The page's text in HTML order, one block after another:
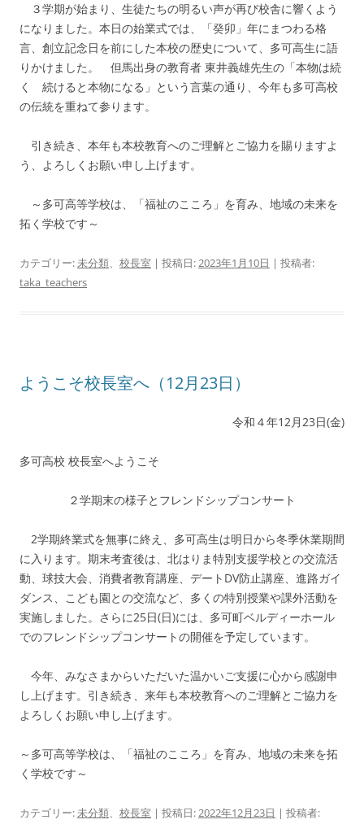
３学期が始まり、生徒たちの明るい声が再び校舎に響くよう
になりました。本日の始業式では、「癸卯」年にまつわる格
言、創立記念日を前にした本校の歴史について、多可高生に語
りかけました。 但馬出身の教育者 東井義雄先生の「本物は続
く 続けると本物になる」という言葉の通り、今年も多可高校
の伝統を重ねて参ります。
引き続き、本年も本校教育へのご理解とご協力を賜りますよ
う、よろしくお願い申し上げます。
～多可高等学校は、「福祉のこころ」を育み、地域の未来を
拓く学校です～
カテゴリー:未分類、 校長室 | 投稿日:2023年1月10日 | 投稿者:
taka_teachers
ようこそ校長室へ（12月23日）
令和４年12月23日(金)
多可高校 校長室へようこそ
２学期末の様子とフレンドシップコンサート
2学期終業式を無事に終え、多可高生は明日から冬季休業期間
に入ります。期末考査後は、北はりま特別支援学校との交流活
動、球技大会、消費者教育講座、デートDV防止講座、進路ガイ
ダンス、こども園との交流など、多くの特別授業や課外活動を
実施しました。さらに25日(日)には、多可町ベルディーホール
でのフレンドシップコンサートの開催を予定しています。
今年、みなさまからいただいた温かいご支援に心から感謝申
し上げます。引き続き、来年も本校教育へのご理解とご協力を
よろしくお願い申し上げます。
～多可高等学校は、「福祉のこころ」を育み、地域の未来を拓
く学校です～
カテゴリー:未分類、 校長室 | 投稿日:2022年12月23日 | 投稿者: